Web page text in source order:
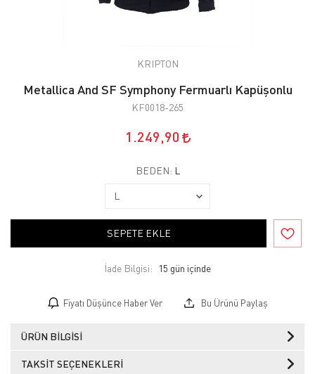
KRIPTON
Metallica And SF Symphony Fermuarlı Kapüşonlu
KF0018-265
1.249,90
BEDEN: L
SEPETE EKLE
İade Bilgisi:
Fiyatı Düşünce Haber Ver Bu Ürünü Paylaş
ÜRÜN BILGISI
TAKSIT SEÇENEKLERI